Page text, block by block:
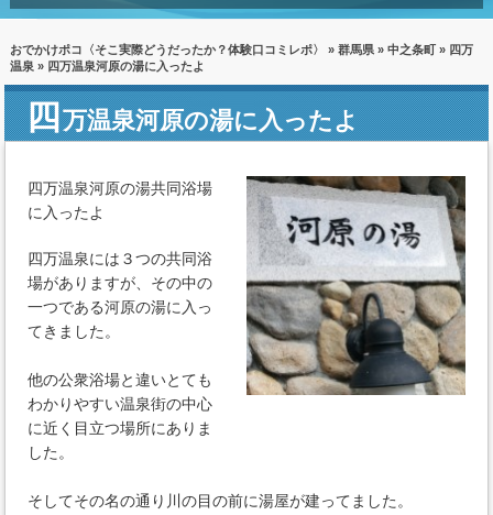
おでかけポコ〈そこ実際どうだったか？体験口コミレポ〉 » 群馬県» 中之条町» 四万
温泉 » 四万温泉河原の湯に入ったよ
四万温泉河原の湯に入ったよ
四万温泉河原の湯共同浴場
に入ったよ
四万温泉には３つの共同浴
場がありますが、その中の
一つである河原の湯に入っ
てきました。
他の公衆浴場と違いとても
わかりやすい温泉街の中心
に近く目立つ場所にありま
した。
そしてその名の通り川の目の前に湯屋が建ってました。